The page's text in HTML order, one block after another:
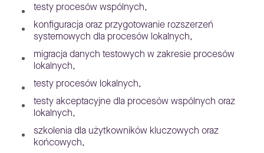
testy procesów wspólnych,
konfiguracja oraz przygotowanie rozszerzeń
systemowych dla procesów lokalnych,
migracja danych testowych w zakresie procesów
lokalnych,
testy procesów lokalnych,
testy akceptacyjne dla procesów wspólnych oraz
lokalnych,
szkolenia dla użytkowników kluczowych oraz
końcowych,